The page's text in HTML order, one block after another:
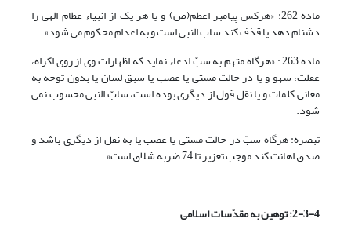
ماده 262: «هرکس پیامبر اعظم(ص) و یا هر یک از انبیاء عظام الهی را
دشنام دهد یا قذف کند ساب النبی است و به اعدام محکوم می شود».
ماده 263 : «هرگاه متهم به سبّ ادعاء نماید که اظهارات وی از روی اکراه،
غفلت، سهو و یا در حالت مستی یا غضب یا سبق لسان یا بدون توجه به
معانی کلمات و یا نقل قول از دیگری بوده است، سابّ النبی محسوب نمی
شود.
تبصره: هرگاه سبّ در حالت مستی یا غضب یا به نقل از دیگری باشد و
صدق اهانت کند موجب تعزیر تا 74 ضربه شلاق است».
2-3-4: توهین به مقدّسات اسلامی